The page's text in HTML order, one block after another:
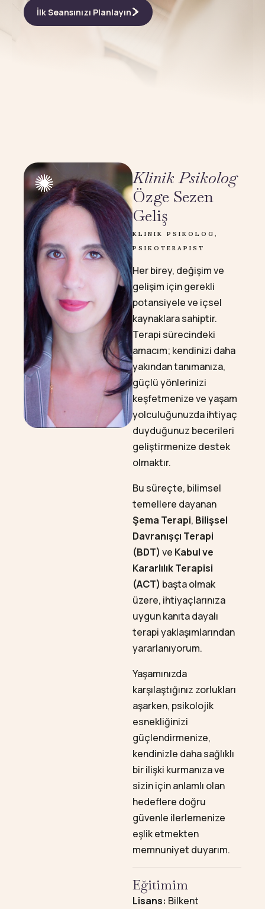
İlk Seansınızı Planlayın
Klinik Psikolog
Özge Sezen
Geliş
KLINIK PSIKOLOG,
PSIKOTERAPIST
Her birey, değişim ve
gelişim için gerekli
potansiyele ve içsel
kaynaklara sahiptir.
Terapi sürecindeki
amacım; kendinizi daha
yakından tanımanıza,
güçlü yönlerinizi
keşfetmenize ve yaşam
yolculuğunuzda ihtiyaç
duyduğunuz becerileri
geliştirmenize destek
olmaktır.
Bu süreçte, bilimsel
temellere dayanan
Şema Terapi, Bilişsel
Davranışçı Terapi
(BDT) ve Kabul ve
Kararlılık Terapisi
(ACT) başta olmak
üzere, ihtiyaçlarınıza
uygun kanıta dayalı
terapi yaklaşımlarından
yararlanıyorum.
Yaşamınızda
karşılaştığınız zorlukları
aşarken, psikolojik
esnekliğinizi
güçlendirmenize,
kendinizle daha sağlıklı
bir ilişki kurmanıza ve
sizin için anlamlı olan
hedeflere doğru
güvenle ilerlemenize
eşlik etmekten
memnuniyet duyarım.
Eğitimim
Lisans: Bilkent